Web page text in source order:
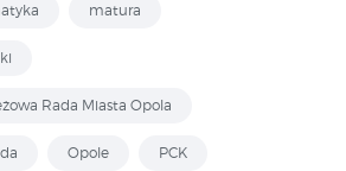
matura
Rada Miasta Opola
Opole PCK